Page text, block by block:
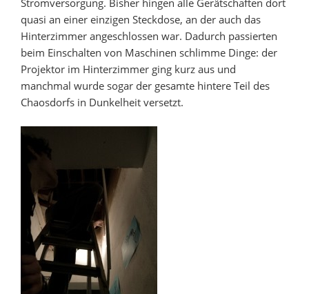
Stromversorgung. Bisher hingen alle Gerätschaften dort
quasi an einer einzigen Steckdose, an der auch das
Hinterzimmer angeschlossen war. Dadurch passierten
beim Einschalten von Maschinen schlimme Dinge: der
Projektor im Hinterzimmer ging kurz aus und
manchmal wurde sogar der gesamte hintere Teil des
Chaosdorfs in Dunkelheit versetzt.